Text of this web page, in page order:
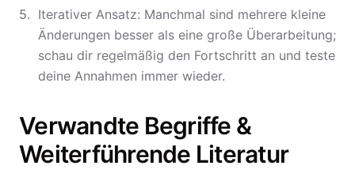
Iterativer Ansatz: Manchmal sind mehrere kleine
Änderungen besser als eine große Überarbeitung;
schau dir regelmäßig den Fortschritt an und teste
deine Annahmen immer wieder.
Verwandte Begriffe &
Weiterführende Literatur